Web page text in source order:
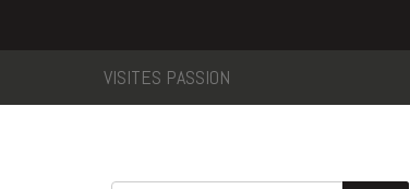
VISITES PASSION